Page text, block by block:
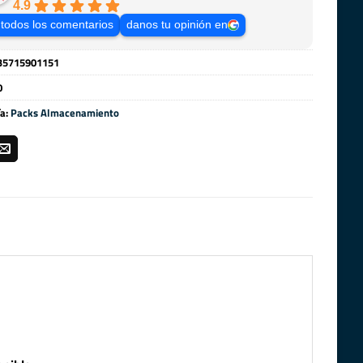
4.9
los comentarios danos tu opinión en
Packs Almacenamiento